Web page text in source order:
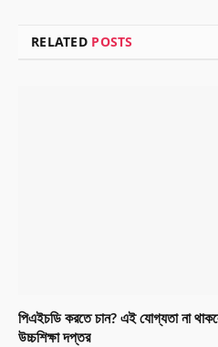
RELATED POSTS
পিএইচডি করতে চান? এই যোগ্যতা না
উচ্চশিক্ষা দপ্তর